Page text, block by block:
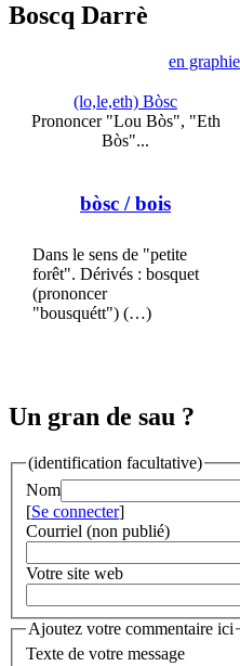
Boscq Darrè
en
(lo,le,eth) Bòsc
Prononcer "Lou Bòs", "Eth
Bòs"...
bòsc / bois
Dans le sens de "petite
forêt". Dérivés : bosquet
(prononcer
"bousquétt") (…)
Un gran de sau ?
(identification facultative)
Nom
[Se connecter]
Courriel (non publié)
Votre site web
Ajoutez votre commentaire ici
Texte de votre message